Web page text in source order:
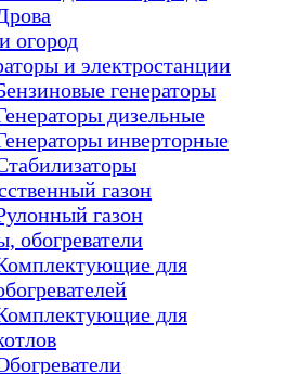
огород
и электростанции
генераторы
дизельные
инверторные
газон
газон
обогреватели
для
для